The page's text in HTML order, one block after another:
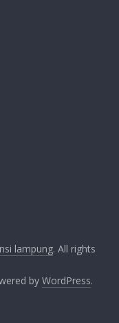
lampung. All rights
by WordPress.